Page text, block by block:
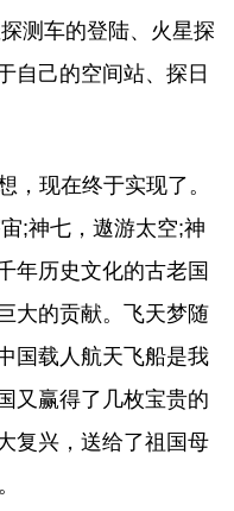
测车的登陆、火星探
自己的空间站、探日
，现在终于实现了。
;神七，遨游太空;神
历史文化的古老国
大的贡献。飞天梦随
国载人航天飞船是我
又赢得了几枚宝贵的
复兴，送给了祖国母